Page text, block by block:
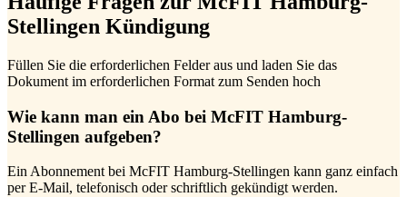
Stellingen Kündigung
Füllen Sie die erforderlichen Felder aus und laden Sie das
Dokument im erforderlichen Format zum Senden hoch
Wie kann man ein Abo bei McFIT Hamburg-
Stellingen aufgeben?
Ein Abonnement bei McFIT Hamburg-Stellingen kann ganz einfach
per E-Mail, telefonisch oder schriftlich gekündigt werden.